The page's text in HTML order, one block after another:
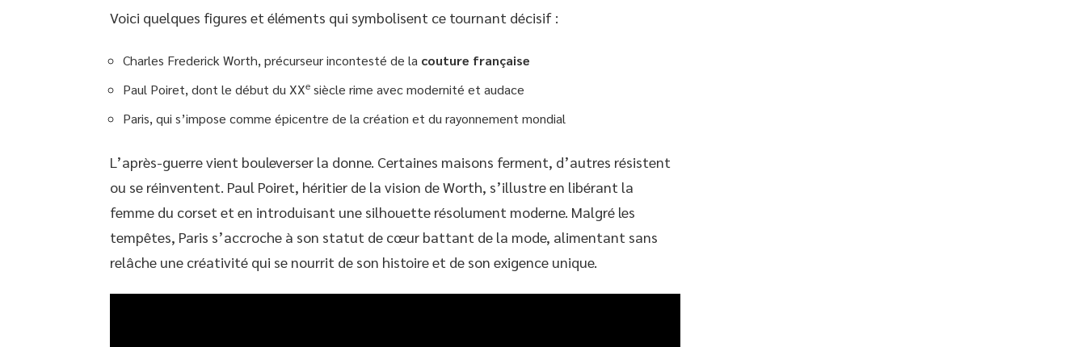
Voici quelques figures et éléments qui symbolisent ce tournant décisif :
Charles Frederick Worth, précurseur incontesté de la couture française
Paul Poiret, dont le début du XXe siècle rime avec modernité et audace
Paris, qui s’impose comme épicentre de la création et du rayonnement mondial
L’après-guerre vient bouleverser la donne. Certaines maisons ferment, d’autres résistent
ou se réinventent. Paul Poiret, héritier de la vision de Worth, s’illustre en libérant la
femme du corset et en introduisant une silhouette résolument moderne. Malgré les
tempêtes, Paris s’accroche à son statut de cœur battant de la mode, alimentant sans
relâche une créativité qui se nourrit de son histoire et de son exigence unique.